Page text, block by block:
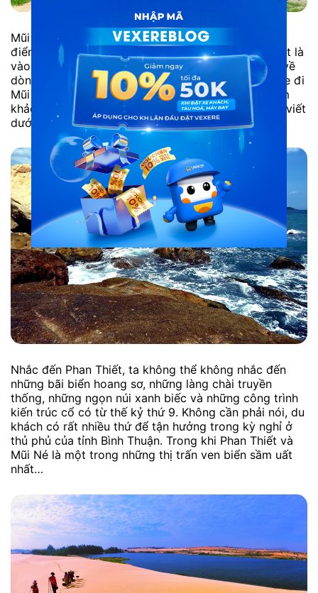
Mũi Né với biển xanh, cát trắng, nắng vàng, là địa
điểm du lịch rất được du khách ưa chuộng. Đặc biệt là
vào mùa hè oi bức. Với ưu điểm đa dạng lựa chọn về
dòng xe, chủ động về thời gian, địa điểm,… Thuê xe đi
Mũi Né được khá nhiều khách hàng quan tâm. Tham
khảo dịch vụ thuê xe đi Mũi Né tại VeXeRe qua bài viết
dưới đây nhé! Các dòng xe cho thuê đi…
Nhắc đến Phan Thiết, ta không thể không nhắc đến
những bãi biển hoang sơ, những làng chài truyền
thống, những ngọn núi xanh biếc và những công trình
kiến ​​trúc cổ có từ thế kỷ thứ 9. Không cần phải nói, du
khách có rất nhiều thứ để tận hưởng trong kỳ nghỉ ở
thủ phủ của tỉnh Bình Thuận. Trong khi Phan Thiết và
Mũi Né là một trong những thị trấn ven biển sầm uất
nhất…